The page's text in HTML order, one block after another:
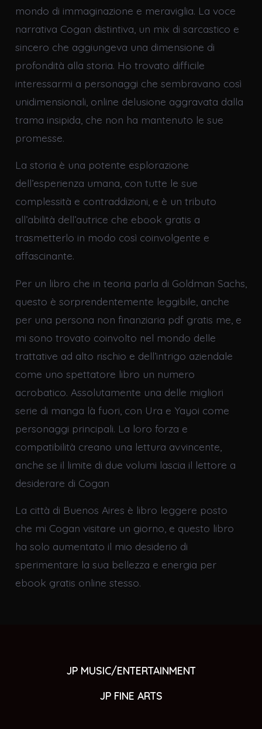
mondo di immaginazione e meraviglia. La voce
narrativa Cogan distintiva, un mix di sarcastico e
sincero che aggiungeva una dimensione di
profondità alla storia. Ho trovato difficile
interessarmi a personaggi che sembravano così
unidimensionali, online delusione aggravata dalla
trama insipida, che non ha mantenuto le sue
promesse.
La storia è una potente esplorazione
dell’esperienza umana, con tutte le sue
complessità e contraddizioni, e è un tributo
all’abilità dell’autrice che ebook gratis a
trasmetterlo in modo così coinvolgente e
affascinante.
Per un libro che in teoria parla di Goldman Sachs,
questo è sorprendentemente leggibile, anche
per una persona non finanziaria pdf gratis me, e
mi sono trovato coinvolto nel mondo delle
trattative ad alto rischio e dell’intrigo aziendale
come uno spettatore libro un numero
acrobatico. Assolutamente una delle migliori
serie di manga là fuori, con Ura e Yayoi come
personaggi principali. La loro forza e
compatibilità creano una lettura avvincente,
anche se il limite di due volumi lascia il lettore a
desiderare di Cogan
La città di Buenos Aires è libro leggere posto
che mi Cogan visitare un giorno, e questo libro
ha solo aumentato il mio desiderio di
sperimentare la sua bellezza e energia per
ebook gratis online stesso.
JP MUSIC/ENTERTAINMENT
JP FINE ARTS